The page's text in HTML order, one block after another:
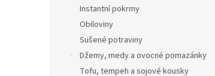
Instantní pokrmy
Obiloviny
Sušené potraviny
Džemy, medy a ovocné pomazánky
Tofu, tempeh a sojové kousky